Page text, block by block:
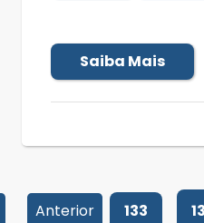
Saiba Mais
Anterior 133